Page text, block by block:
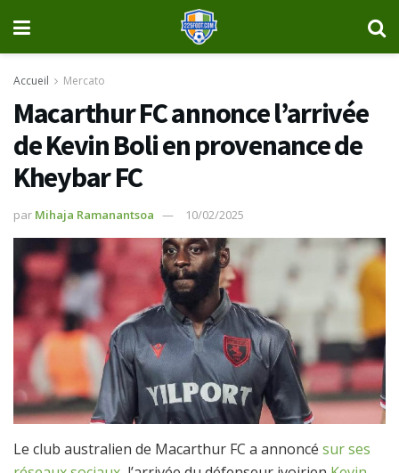
Accueil Mercato
Macarthur FC annonce l’arrivée
de Kevin Boli en provenance de
Kheybar FC
par Mihaja Ramanantsoa 10/02/2025
Le club australien de Macarthur FC a annoncé sur ses